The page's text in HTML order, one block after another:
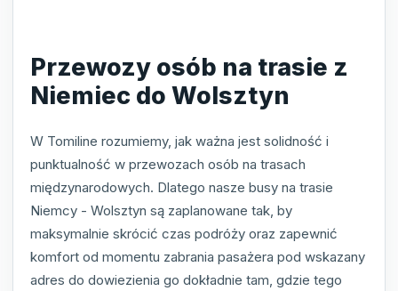
Przewozy osób na trasie z
Niemiec do Wolsztyn
W Tomiline rozumiemy, jak ważna jest solidność i
punktualność w przewozach osób na trasach
międzynarodowych. Dlatego nasze busy na trasie
Niemcy - Wolsztyn są zaplanowane tak, by
maksymalnie skrócić czas podróży oraz zapewnić
komfort od momentu zabrania pasażera pod wskazany
adres do dowiezienia go dokładnie tam, gdzie tego